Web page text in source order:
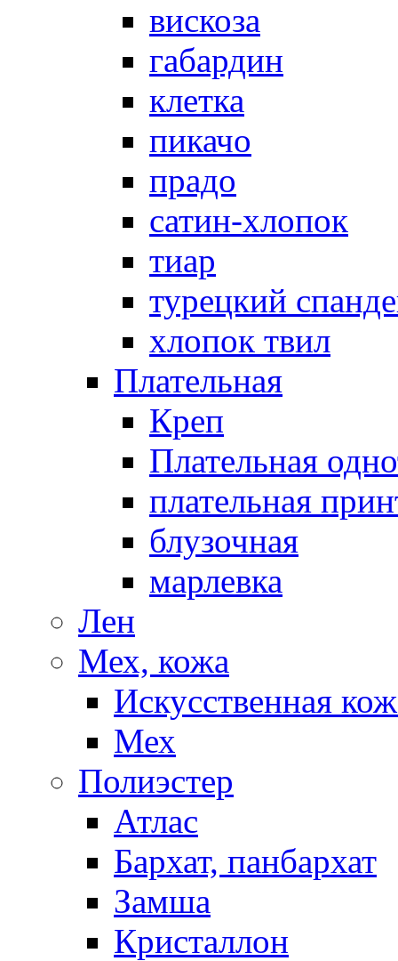
вискоза
габардин
клетка
пикачо
прадо
сатин-хлопок
тиар
турецкий
хлопок твил
Плательная
Креп
Плательная
плательная
блузочная
марлевка
Лен
Мех, кожа
Искусственная
Мех
Полиэстер
Атлас
Бархат, панбархат
Замша
Кристаллон